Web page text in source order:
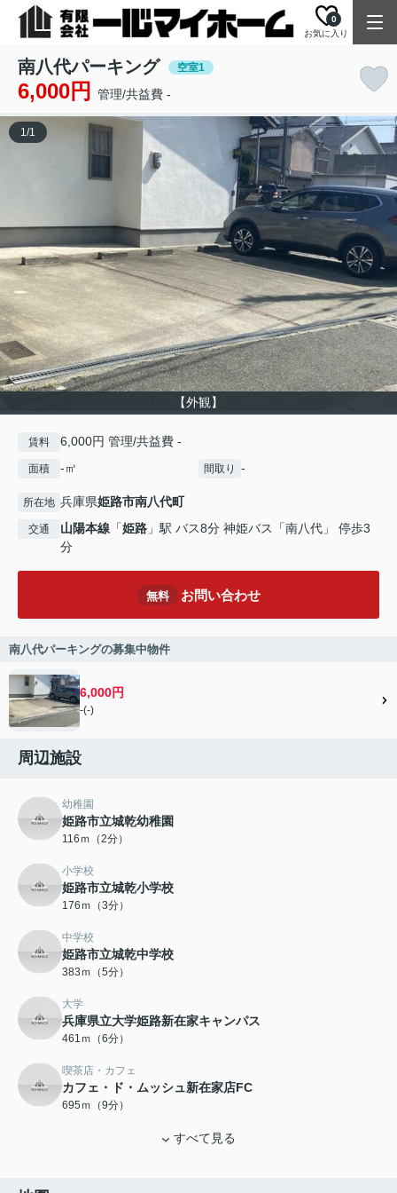
お気に入り
0
南八代パーキング 空室1
6,000円 管理/共益費 -
【外観】
1/1
賃料 6,000円 管理/共益費 -
面積 -㎡ 間取り -
所在地 兵庫県姫路市南八代町
交通 山陽本線 「姫路 」駅 バス8分 神姫バス「南八代」 停歩3
分
無料 お問い合わせ
南八代パーキングの募集中物件
6,000円
-(-)
周辺施設
幼稚園
姫路市立城乾幼稚園
116ｍ（2分）
小学校
姫路市立城乾小学校
176ｍ（3分）
中学校
姫路市立城乾中学校
383ｍ（5分）
大学
兵庫県立大学姫路新在家キャンパス
461ｍ（6分）
喫茶店・カフェ
カフェ・ド・ムッシュ新在家店FC
695ｍ（9分）
すべて見る